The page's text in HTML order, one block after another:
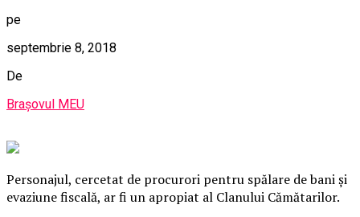
pe
septembrie 8, 2018
De
Brașovul MEU
Personajul, cercetat de procurori pentru spălare de bani şi
evaziune fiscală, ar fi un apropiat al Clanului Cămătarilor.